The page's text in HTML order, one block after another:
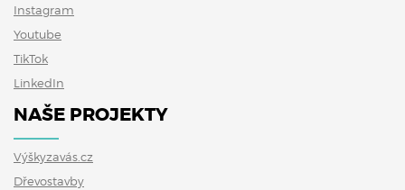
Instagram
Youtube
TikTok
LinkedIn
NAŠE PROJEKTY
Výškyzavás.cz
Dřevostavby